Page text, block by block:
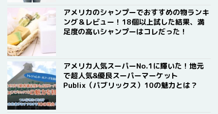
アメリカのシャンプーでおすすめの物ランキ
ング＆レビュー！18個以上試した結果、満
足度の高いシャンプーはコレだった！
アメリカ人気スーパーNo.1に輝いた！地元
で超人気&優良スーパーマーケット
Publix（パブリックス）10の魅力とは？